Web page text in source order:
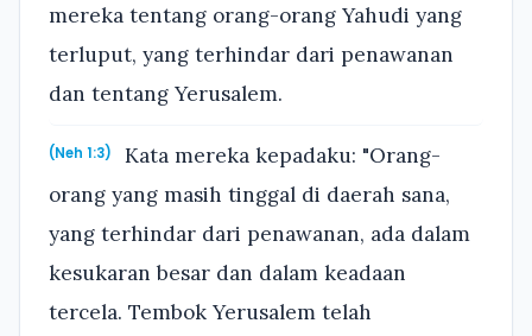
mereka tentang orang-orang Yahudi yang
terluput, yang terhindar dari penawanan
dan tentang Yerusalem.
(Neh 1:3)
Kata mereka kepadaku: "Orang-
orang yang masih tinggal di daerah sana,
yang terhindar dari penawanan, ada dalam
kesukaran besar dan dalam keadaan
tercela. Tembok Yerusalem telah